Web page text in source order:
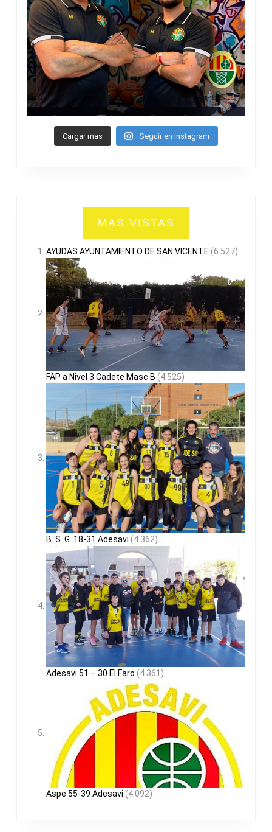
Cargar mas Seguir en Instagram
MAS VISTAS
AYUDAS AYUNTAMIENTO DE SAN VICENTE (6.527)
FAP a Nivel 3 Cadete Masc B (4.525)
B. S. G. 18-31 Adesavi (4.362)
Adesavi 51 – 30 El Faro (4.361)
Aspe 55-39 Adesavi (4.092)